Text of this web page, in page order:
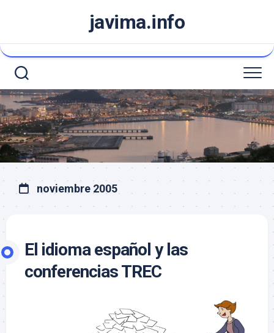
javima.info
noviembre 2005
El idioma español y las
conferencias TREC